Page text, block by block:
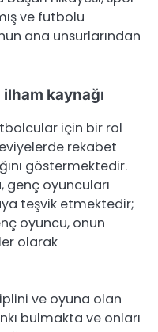
ve futbolu
ana unsurlarından
kaynağı
için bir rol
rekabet
göstermektedir.
genç oyuncuları
teşvik etmektedir;
oyuncu, onun
olarak
ve oyuna olan
bulmakta ve onları